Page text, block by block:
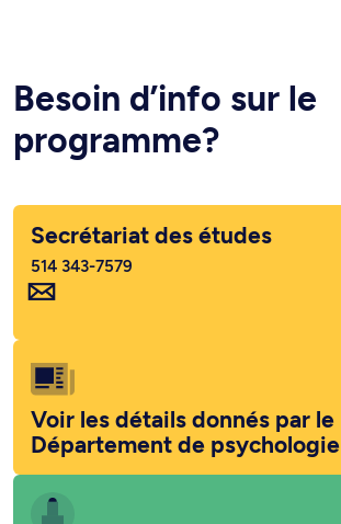
Besoin d’info sur le
programme?
Secrétariat des études
514 343-7579
Voir les détails donnés par le
Département de psychologie